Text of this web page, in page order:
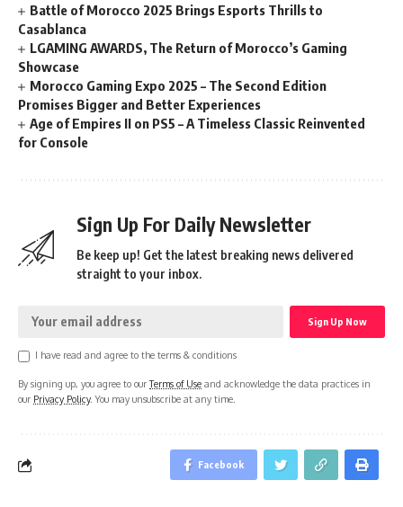
Battle of Morocco 2025 Brings Esports Thrills to
Casablanca
LGAMING AWARDS, The Return of Morocco’s Gaming
Showcase
Morocco Gaming Expo 2025 – The Second Edition
Promises Bigger and Better Experiences
Age of Empires II on PS5 – A Timeless Classic Reinvented
for Console
Sign Up For Daily Newsletter
Be keep up! Get the latest breaking news delivered
straight to your inbox.
I have read and agree to the terms & conditions
By signing up, you agree to ourTerms of Use and acknowledge the data practices in
our Privacy Policy. You may unsubscribe at any time.
Facebook